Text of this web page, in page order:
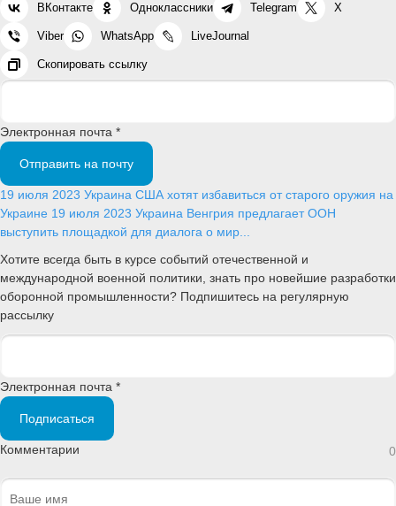
ВКонтакте Одноклассники Telegram X
Viber WhatsApp LiveJournal
Скопировать ссылку
Электронная почта *
Отправить на почту
19 июля 2023 Украина США хотят избавиться от старого оружия на
Украине 19 июля 2023 Украина Венгрия предлагает ООН
выступить площадкой для диалога о мир...
Хотите всегда быть в курсе событий отечественной и
международной военной политики, знать про новейшие разработки
оборонной промышленности? Подпишитесь на регулярную
рассылку
Электронная почта *
Подписаться
Комментарии 0